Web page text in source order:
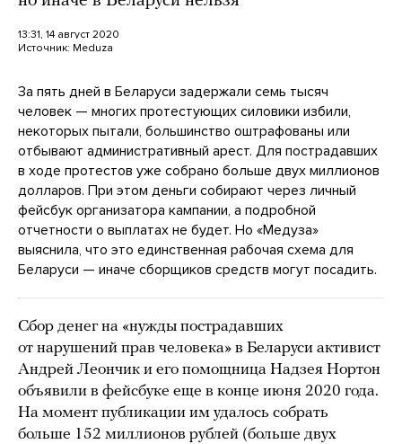
13:31, 14 август 2020
Источник: Meduza
За пять дней в Беларуси задержали семь тысяч
человек — многих протестующих силовики избили,
некоторых пытали, большинство оштрафованы или
отбывают административный арест. Для пострадавших
в ходе протестов уже собрано больше двух миллионов
долларов. При этом деньги собирают через личный
фейсбук организатора кампании, а подробной
отчетности о выплатах не будет. Но «Медуза»
выяснила, что это единственная рабочая схема для
Беларуси — иначе сборщиков средств могут посадить.
Сбор денег на «нужды пострадавших
от нарушений прав человека» в Беларуси активист
Андрей Леончик и его помощница Надзея Нортон
объявили в фейсбуке еще в конце июня 2020 года.
На момент публикации им удалось собрать
больше 152 миллионов рублей (больше двух